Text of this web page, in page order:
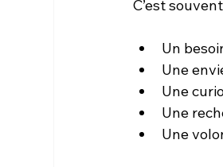
C’est
Un
Une
Une
Une
Une